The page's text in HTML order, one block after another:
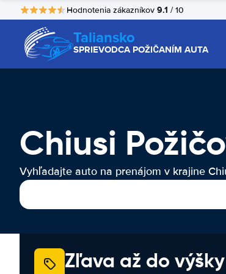
Hodnotenia zákazníkov 9.1 / 10
Taliansko
SPRIEVODCA POŽIČANÍM AUTA
Chiusi
Vyhľadajte auto na prenájom v krajine
Zľava až do